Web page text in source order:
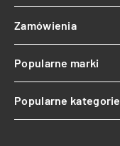
Zamówienia
Popularne marki
Popularne kategorie